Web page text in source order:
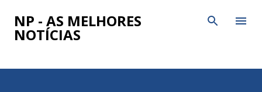
Pular para o conteúdo principal
NP - AS MELHORES
NOTÍCIAS